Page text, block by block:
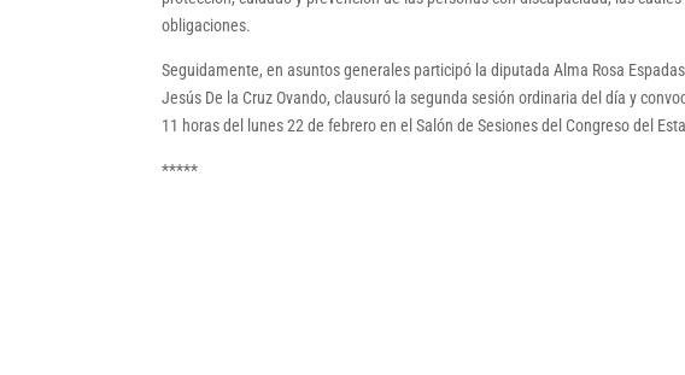
obligaciones.
Seguidamente, en asuntos generales participó la diputada Alma Rosa
Jesús De la Cruz Ovando, clausuró la segunda sesión ordinaria del día y
11 horas del lunes 22 de febrero en el Salón de Sesiones del Congreso del
*****